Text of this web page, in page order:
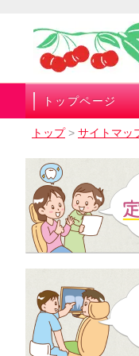
トップページ
トップ > サイトマッ